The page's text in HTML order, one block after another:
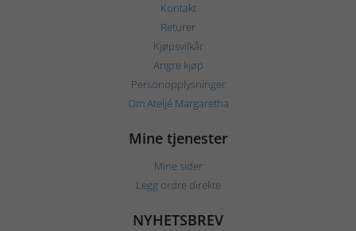
Kontakt
Returer
Kjøpsvilkår
Angre kjøp
Personopplysninger
Om Ateljé Margaretha
Mine tjenester
Mine sider
Legg ordre direkte
NYHETSBREV